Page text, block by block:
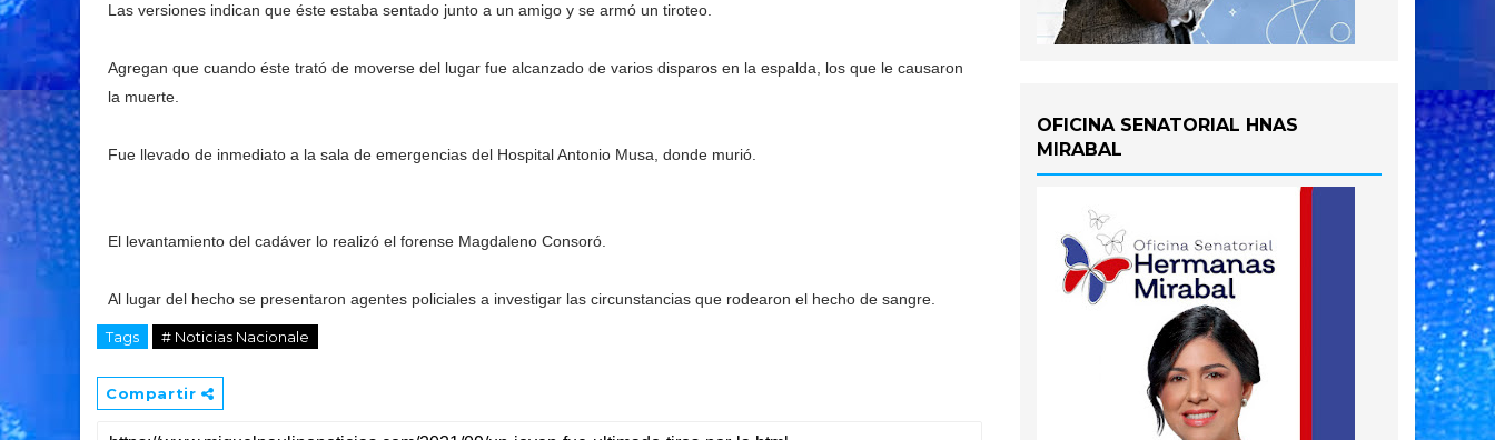
Las versiones indican que éste estaba sentado junto a un amigo y se armó un tiroteo.
Agregan que cuando éste trató de moverse del lugar fue alcanzado de varios disparos en la espalda, los que le causaron
la muerte.
Fue llevado de inmediato a la sala de emergencias del Hospital Antonio Musa, donde murió.
El levantamiento del cadáver lo realizó el forense Magdaleno Consoró.
Al lugar del hecho se presentaron agentes policiales a investigar las circunstancias que rodearon el hecho de sangre.
Tags # Noticias Nacionale
Compartir
OFICINA SENATORIAL HNAS
MIRABAL